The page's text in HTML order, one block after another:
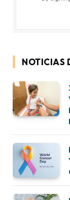
NOTICIAS